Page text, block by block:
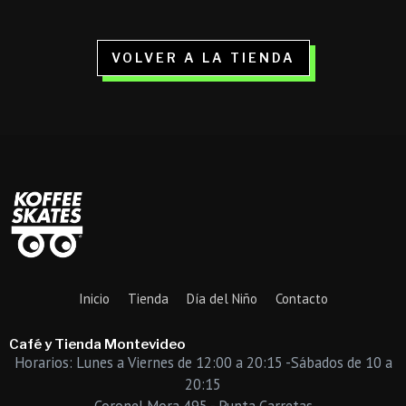
VOLVER A LA TIENDA
Inicio Tienda Día del Niño Contacto
Café y Tienda Montevideo
Horarios: Lunes a Viernes de 12:00 a 20:15 -Sábados de 10 a
20:15